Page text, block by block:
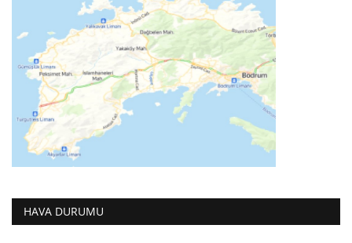
HAVA DURUMU